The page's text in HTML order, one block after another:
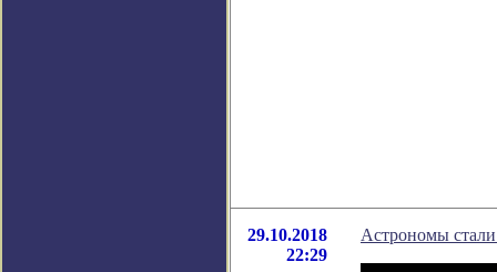
29.10.2018
22:29
Астрономы